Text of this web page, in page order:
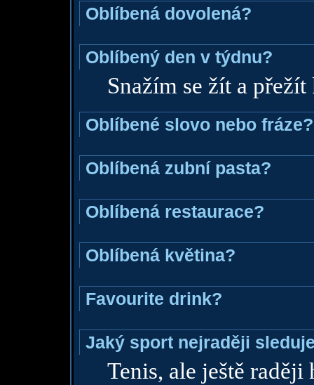
Oblíbená dovolená?
Oblíbený den v týdnu?
Snažím se žít a
Oblíbené slovo nebo fráze?
Oblíbená zubní pasta?
Oblíbená restaurace?
Oblíbená květina?
Favourite drink?
Jaký sport nejraději
Tenis, ale ještě